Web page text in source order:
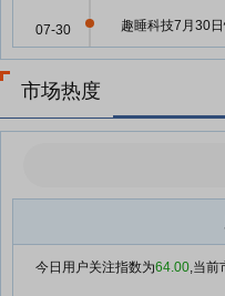
趣睡科技7月30
07-30
趣睡科技：融资
趣睡科技：推
议决议公告
趣睡科技：公司
会
市场热度
今日用户关注指数为64.00,当前